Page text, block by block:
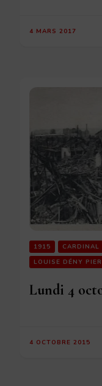
4 MARS 2017
1915 CARDINAL
LOUISE DÉNY
Lundi 4
4 OCTOBRE 2015